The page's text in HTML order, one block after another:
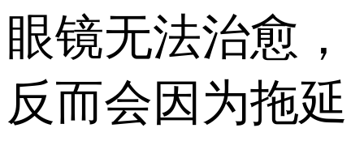
眼镜无法治愈，
反而会因为拖延